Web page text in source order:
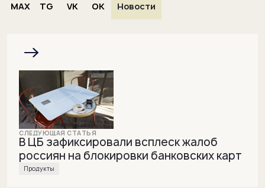
MAX TG VK OK Новости
В ЦБ зафиксировали всплеск жалоб
россиян на блокировки банковских карт
Продукты